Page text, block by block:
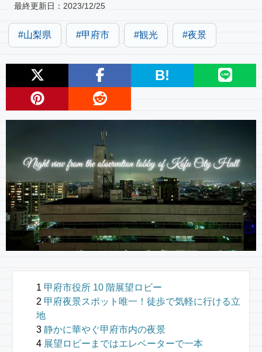
最終更新日： 2023/12/25
山梨県 甲府市 観光 夜景
B!
甲府市役所 10 階展望ロビー
甲府夜景スポット唯一！徒歩で気軽に行ける立
地
静かに華やぐ甲府市内の夜景
展望ロビーまではエレベーターで一本